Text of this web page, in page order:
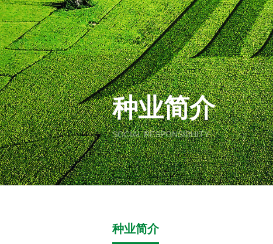
种业简介
SOCIAL RESPONSIBHITY
种业简介